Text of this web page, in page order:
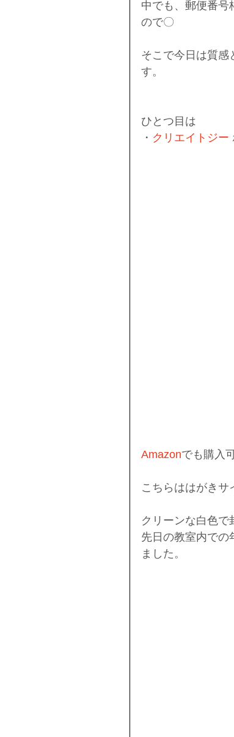
中でも、郵便番号
ので〇
そこで今日は質感
す。
ひとつ目は
・ クリエイトジー
Amazonでも購入
こちらははがきサ
クリーンな白色で
先日の教室内での
ました。